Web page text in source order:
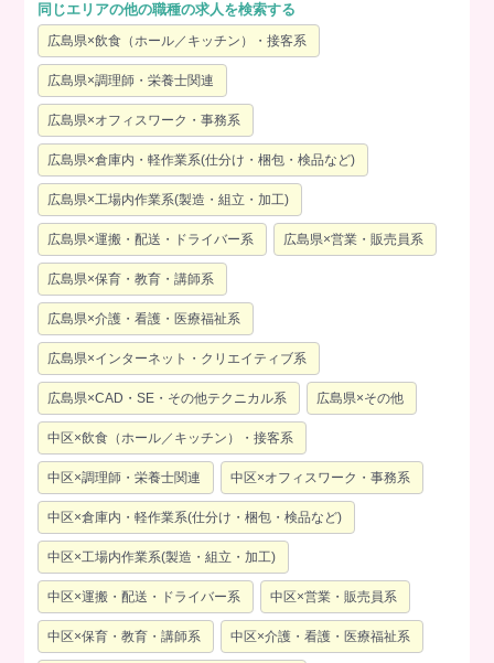
同じエリアの他の職種の求人を検索する
広島県×飲食（ホール／キッチン）・接客系
広島県×調理師・栄養士関連
広島県×オフィスワーク・事務系
広島県×倉庫内・軽作業系(仕分け・梱包・検品など)
広島県×工場内作業系(製造・組立・加工)
広島県×運搬・配送・ドライバー系 広島県×営業・販売員系
広島県×保育・教育・講師系
広島県×介護・看護・医療福祉系
広島県×インターネット・クリエイティブ系
広島県×CAD・SE・その他テクニカル系 広島県×その他
中区×飲食（ホール／キッチン）・接客系
中区×調理師・栄養士関連 中区×オフィスワーク・事務系
中区×倉庫内・軽作業系(仕分け・梱包・検品など)
中区×工場内作業系(製造・組立・加工)
中区×運搬・配送・ドライバー系 中区×営業・販売員系
中区×保育・教育・講師系 中区×介護・看護・医療福祉系